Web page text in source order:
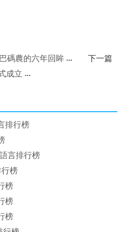
碼農的六年回眸
下一篇
成立
排行榜
言排行榜
榜
榜
榜
榜